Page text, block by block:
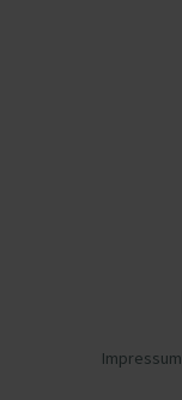
Impressum